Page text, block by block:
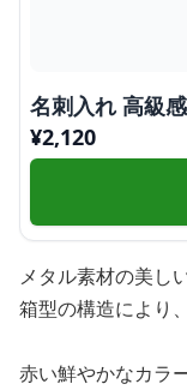
名刺入れ 高級
¥2,120
メタル素材の美し
箱型の構造により
赤い鮮やかなカラ